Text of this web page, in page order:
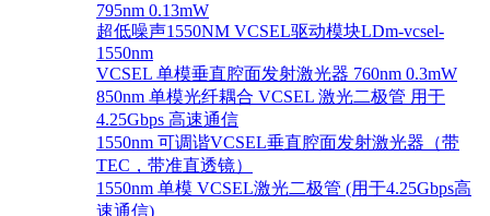
795nm 0.13mW
超低噪声1550NM VCSEL驱动模块LDm-vcsel-
1550nm
VCSEL 单模垂直腔面发射激光器 760nm 0.3mW
850nm 单模光纤耦合 VCSEL 激光二极管 用于
4.25Gbps 高速通信
1550nm 可调谐VCSEL垂直腔面发射激光器（带
TEC，带准直透镜）
1550nm 单模 VCSEL激光二极管 (用于4.25Gbps高
速通信)